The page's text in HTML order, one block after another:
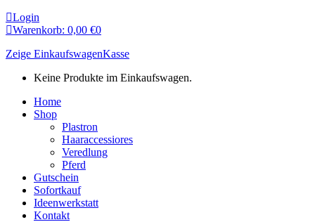
Login
Warenkorb: 0,00 €0
Zeige EinkaufswagenKasse
Keine Produkte im Einkaufswagen.
Home
Shop
Plastron
Haaraccessiores
Veredlung
Pferd
Gutschein
Sofortkauf
Ideenwerkstatt
Kontakt